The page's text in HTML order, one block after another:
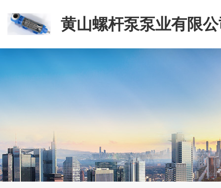
黄山螺杆泵泵业有限